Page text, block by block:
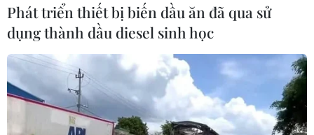
Phát triển thiết bị biến dầu ăn đã qua sử
dụng thành dầu diesel sinh học